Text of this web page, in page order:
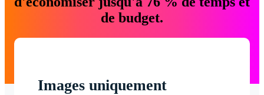
de budget.
Images uniquement